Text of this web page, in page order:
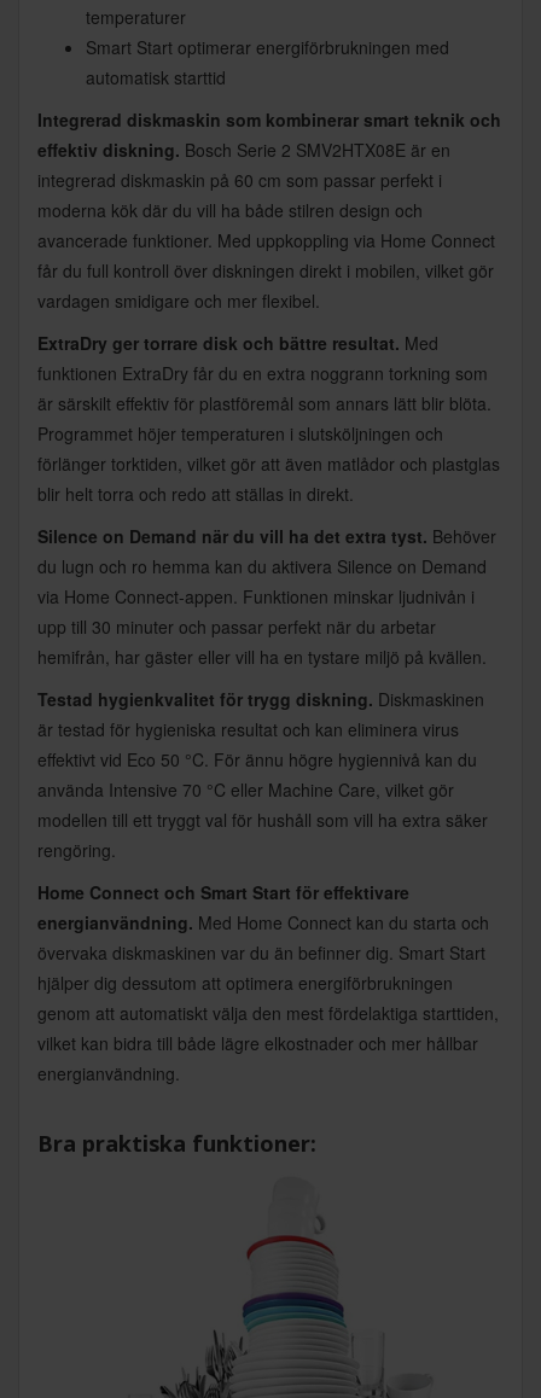
temperaturer
Smart Start optimerar energiförbrukningen med
automatisk starttid
Integrerad diskmaskin som kombinerar smart teknik och
effektiv diskning. Bosch Serie 2 SMV2HTX08E är en
integrerad diskmaskin på 60 cm som passar perfekt i
moderna kök där du vill ha både stilren design och
avancerade funktioner. Med uppkoppling via Home Connect
får du full kontroll över diskningen direkt i mobilen, vilket gör
vardagen smidigare och mer flexibel.
ExtraDry ger torrare disk och bättre resultat. Med
funktionen ExtraDry får du en extra noggrann torkning som
är särskilt effektiv för plastföremål som annars lätt blir blöta.
Programmet höjer temperaturen i slutsköljningen och
förlänger torktiden, vilket gör att även matlådor och plastglas
blir helt torra och redo att ställas in direkt.
Silence on Demand när du vill ha det extra tyst. Behöver
du lugn och ro hemma kan du aktivera Silence on Demand
via Home Connect-appen. Funktionen minskar ljudnivån i
upp till 30 minuter och passar perfekt när du arbetar
hemifrån, har gäster eller vill ha en tystare miljö på kvällen.
Testad hygienkvalitet för trygg diskning. Diskmaskinen
är testad för hygieniska resultat och kan eliminera virus
effektivt vid Eco 50 °C. För ännu högre hygiennivå kan du
använda Intensive 70 °C eller Machine Care, vilket gör
modellen till ett tryggt val för hushåll som vill ha extra säker
rengöring.
Home Connect och Smart Start för effektivare
energianvändning. Med Home Connect kan du starta och
övervaka diskmaskinen var du än befinner dig. Smart Start
hjälper dig dessutom att optimera energiförbrukningen
genom att automatiskt välja den mest fördelaktiga starttiden,
vilket kan bidra till både lägre elkostnader och mer hållbar
energianvändning.
Bra praktiska funktioner: